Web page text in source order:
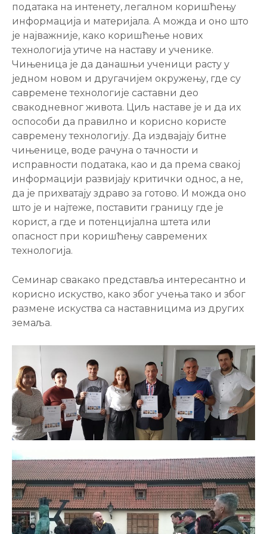
података на интенету, легалном коришћењу
информација и материјала. А можда и оно што
је најважније, како коришћење нових
технологија утиче на наставу и ученике.
Чињеница је да данашњи ученици расту у
једном новом и другачијем окружењу, где су
савремене технологије саставни део
свакодневног живота. Циљ наставе је и да их
оспособи да правилно и корисно користе
савремену технологију. Да издвајају битне
чињенице, воде рачуна о тачности и
исправности података, као и да према свакој
информацији развијају критички однос, а не,
да је прихватају здраво за готово. И можда оно
што је и најтеже, поставити границу где је
корист, а где и потенцијална штета или
опасност при коришћењу савремених
технологија.
Семинар свакако представља интересантно и
корисно искуство, како због учења тако и због
размене искуства са наставницима из других
земаља.